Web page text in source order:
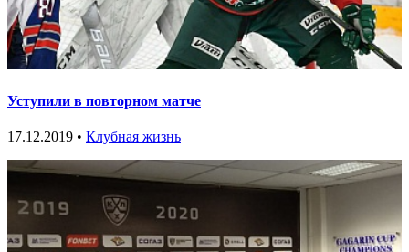
Уступили в повторном матче
17.12.2019 • Клубная жизнь